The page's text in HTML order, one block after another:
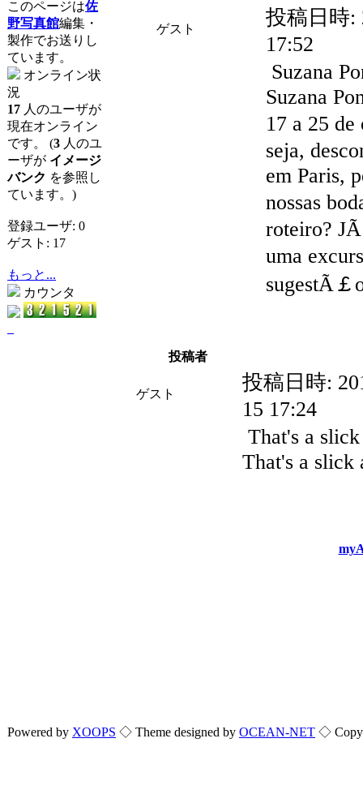
このページは佐
野写真館編集・
製作でお送りし
ています。
オンライン状
況
17 人のユーザが
現在オンライン
です。 (3 人のユ
ーザが イメージ
バンク を参照し
ています。)
登録ユーザ: 0
ゲスト: 17
もっと...
カウンタ
ゲスト 投稿日時:
17:52
Suzana
Suzana
17 a 25
seja,
em Paris,
nossas
roteiro?
uma
sugestÃ￡
投稿者
ゲスト 投稿日時:
15 17:24
That's a
That's a slick
Powered by XOOPS ◇ Theme designed by OCEAN-NET ◇